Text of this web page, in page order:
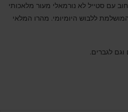
עם סטייל לא נורמאלי מעור מלאכותי
ללבוש היומיומי. מהרו המלאי
לגברים.